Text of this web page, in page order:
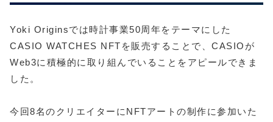
Yoki Originsでは時計事業50周年をテーマにした
CASIO WATCHES NFTを販売することで、CASIOが
Web3に積極的に取り組んでいることをアピールできま
した。
今回8名のクリエイターにNFTアートの制作に参加いた